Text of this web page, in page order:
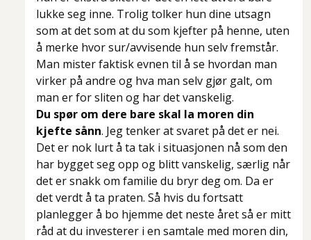
lukke seg inne. Trolig tolker hun dine utsagn
som at det som atdu som kjefter på henne, uten
å merke hvor sur/avvisende hun selv fremstår.
Man mister faktisk evnen til å se hvordan man
virker på andre og hva man selv gjør galt, om
man er for sliten og har det vanskelig.
Du spør om dere bare skal la moren din
kjefte sånn. Jeg tenker at svaret på det er nei.
Det er nok lurt å ta tak i situasjonen nå som den
har bygget seg opp og blitt vanskelig, særlig når
det er snakk om familie du bryr deg om. Da er
det verdt å ta praten. Så hvis du fortsatt
planlegger å bo hjemme det neste året så er mitt
råd at du investerer i en samtale med moren din,